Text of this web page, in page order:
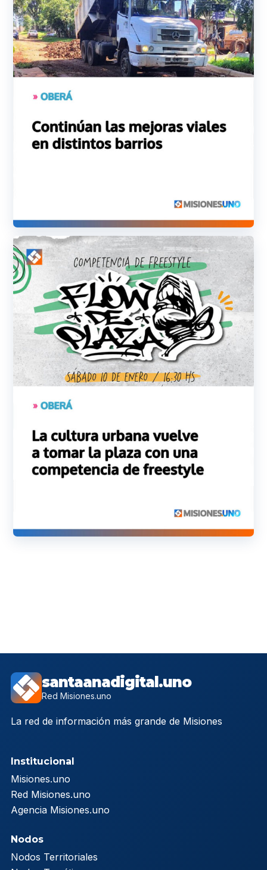
santaanadigital.uno
Red Misiones.uno
La red de información más grande de Misiones
Institucional
Misiones.uno
Red Misiones.uno
Agencia Misiones.uno
Nodos
Nodos Territoriales